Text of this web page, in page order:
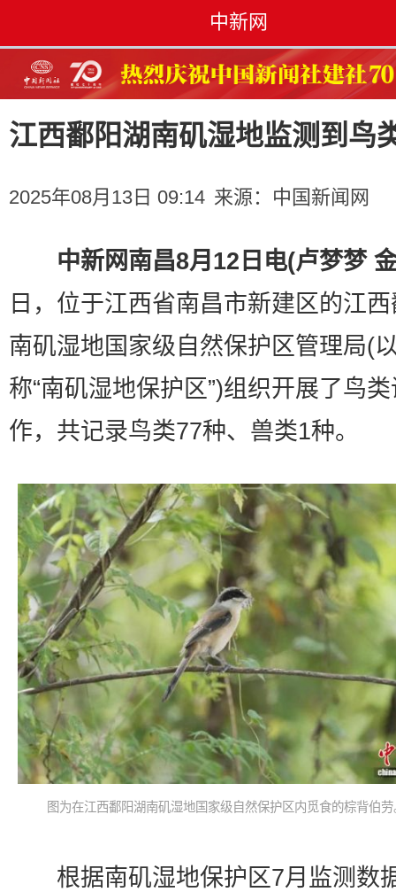
中新网
江西鄱阳湖南矶湿地监测到鸟
2025年08月13日 09:14 来源： 中国新闻网
中新网南昌8月12日电(卢梦梦
日，位于江西省南昌市新建区的江
南矶湿地国家级自然保护区管理局(
称“南矶湿地保护区”)组织开展了鸟
作，共记录鸟类77种、兽类1种。
图为在江西鄱阳湖南矶湿地国家级自然保护区内觅食的棕背伯
根据南矶湿地保护区7月监测数